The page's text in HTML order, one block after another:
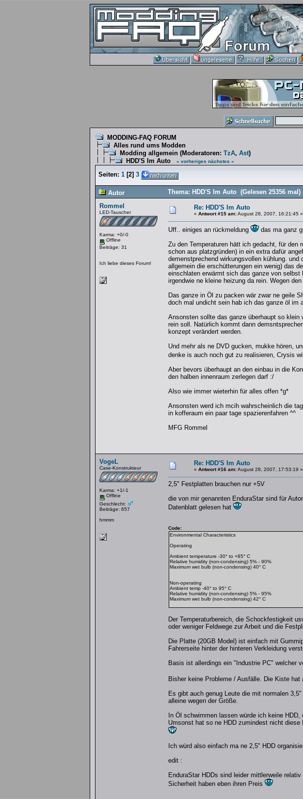
MODDING-FAQ FORUM
Alles rund ums Modden
Modding allgemein(Moderatoren: TzA, Ast)
HDD'S Im Auto
« vorheriges nächstes »
Seiten: 1[2] 3
Autor
Thema: HDD'S Im Auto (Gelesen 25356 mal)
Rommel
LED-Tauscher
Karma: +0/-0
Offline
Beiträge: 31
Ich liebe dieses Forum!
Re: HDD'S Im Auto
« Antwort #15 am:August 28, 2007, 16:21:45 »
Uff.. einiges an rückmeldung
das ma ganz
Zu den Temperaturen hätt ich gedacht, für den
schon aus platzgründen) in ein extra dafür
demenstprechend wirkungsvollen kühlung.
allgemein die erschütterungen ein wenig) das
einschlaten erwärmt sich das ganze von
irgendwie ne kleine heizung da rein. Wegen
Das ganze in Öl zu packen wär zwar ne geile
doch mal undicht sein hab ich das ganze öl im
Ansonsten sollte das ganze überhaupt so
rein soll. Natürlich kommt dann
konzept verändert werden.
Und mehr als ne DVD gucken, mukke hören,
denke is auch noch gut zu realisieren, Crysis
Aber bevors überhaupt an den einbau in die
den halben innenraum zerlegen darf :/
Also wie immer wieterhin für alles offen *g*
Ansonsten werd ich mcih wahrscheinlich die
in kofferaum ein paar tage spazierenfahren ^^
MFG Rommel
VogeL
Case-Konstrukteur
Karma: +1/-1
Offline
Geschlecht:
Beiträge: 657
hmmm
Re: HDD'S Im Auto
« Antwort #16 am:August 28, 2007, 17:53:19 »
2,5" Festplatten brauchen nur +5V
die von mir genannten EnduraStar sind für
Datenblatt gelesen hat
Code:
Environmental Characteristics
Operating
Ambient temperature -30° to +85° C
Relative humidity (non-condensing) 5% - 90%
Maximum wet bulb (non-condensing) 40° C
Non-operating
Ambient temp -40° to 95° C
Relative humidity (non-condensing) 5% - 95%
Maximum wet bulb (non-condensing) 42° C
Der Temperaturbereich, die Schockfestigkeit
oder weniger Feldwege zur Arbeit und die
Die Platte (20GB Model) ist einfach mit
Fahrerseite hinter der hinteren Verkleidung
Basis ist allerdings ein "Industrie PC" welcher
Bisher keine Probleme / Ausfälle. Die Kiste hat
Es gibt auch genug Leute die mit normalen
alleine wegen der Größe.
In Öl schwimmen lassen würde ich keine
Umsonst hat so ne HDD zumindest nicht
Ich würd also einfach ma ne 2,5" HDD
edit :
EnduraStar HDDs sind leider mittlerweile
Sicherheit haben eben ihren Preis